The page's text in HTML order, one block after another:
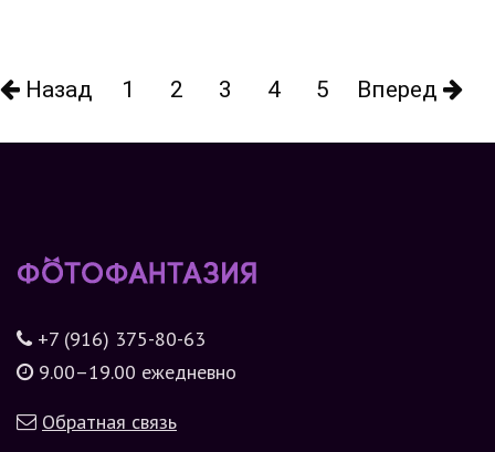
Назад 1 2 3 4 5 Вперед
+7 (916) 375-80-63
9.00–19.00 ежедневно
Обратная связь